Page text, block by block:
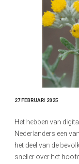
27 FEBRUARI 2025
Het hebben van
Nederlanders een
het deel van de
sneller over het